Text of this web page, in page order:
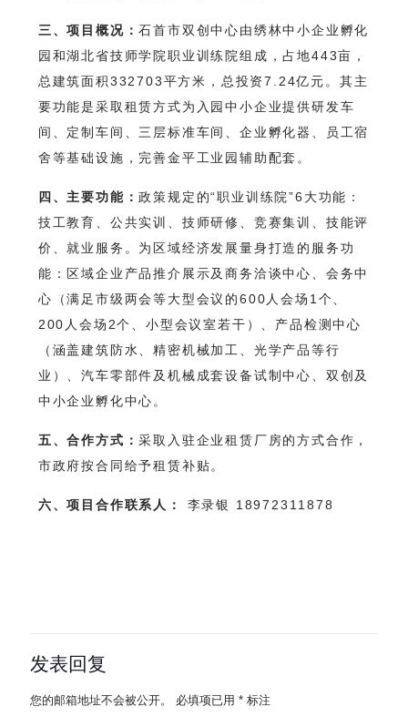
三、项目概况：石首市双创中心由绣林中小企业孵化
园和湖北省技师学院职业训练院组成，占地443亩，
总建筑面积332703平方米，总投资7.24亿元。其主
要功能是采取租赁方式为入园中小企业提供研发车
间、定制车间、三层标准车间、企业孵化器、员工宿
舍等基础设施，完善金平工业园辅助配套。
四、主要功能：政策规定的“职业训练院”6大功能：
技工教育、公共实训、技师研修、竞赛集训、技能评
价、就业服务。为区域经济发展量身打造的服务功
能：区域企业产品推介展示及商务洽谈中心、会务中
心（满足市级两会等大型会议的600人会场1个、
200人会场2个、小型会议室若干）、产品检测中心
（涵盖建筑防水、精密机械加工、光学产品等行
业）、汽车零部件及机械成套设备试制中心、双创及
中小企业孵化中心。
五、合作方式：采取入驻企业租赁厂房的方式合作，
市政府按合同给予租赁补贴。
六、项目合作联系人： 李录银 18972311878
发表回复
您的邮箱地址不会被公开。 必填项已用 * 标注